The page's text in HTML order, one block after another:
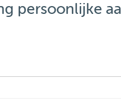
persoonlijke